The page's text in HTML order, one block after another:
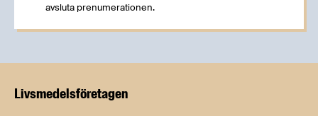
avsluta prenumerationen.
Livsmedels­företagen